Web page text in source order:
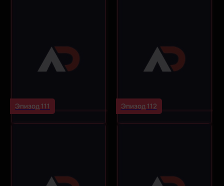
Эпизод 111 Эпизод 112